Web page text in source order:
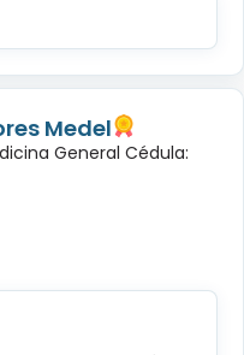
Medel
General Cédula: